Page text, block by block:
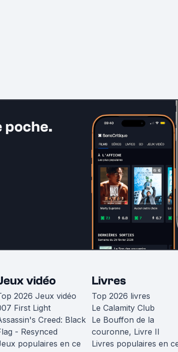
poche.
vidéo
2026 Jeux vidéo
First Light
Creed: Black
- Resynced
populaires en ce
Livres
Top 2026 livres
Le Calamity Club
Le Bouffon de la
couronne, Livre II
Livres populaires en